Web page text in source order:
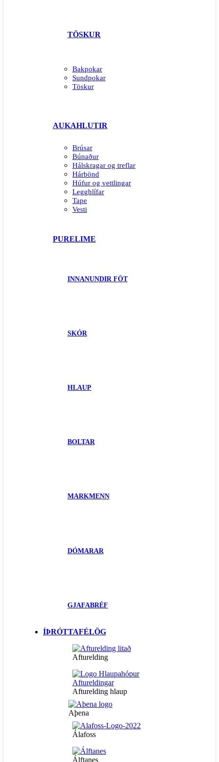
TÖSKUR
Bakpokar
Sundpokar
Töskur
AUKAHLUTIR
Brúsar
Búnaður
Hálskragar og treflar
Hárbönd
Húfur og vettlingar
Legghlífar
Tape
Vesti
PURELIME
INNANUNDIR FÖT
SKÓR
HLAUP
BOLTAR
MARKMENN
DÓMARAR
GJAFABRÉF
ÍÞRÓTTAFÉLÖG
Afturelding
Afturelding hlaup
Aþena
Álafoss
Álftanes